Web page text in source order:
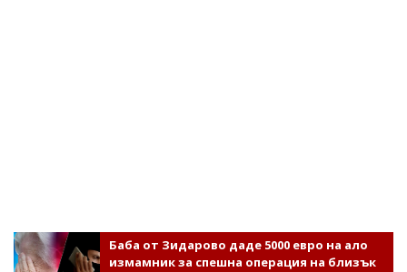
Баба от Зидарово даде 5000 евро на ало
измамник за спешна операция на близък